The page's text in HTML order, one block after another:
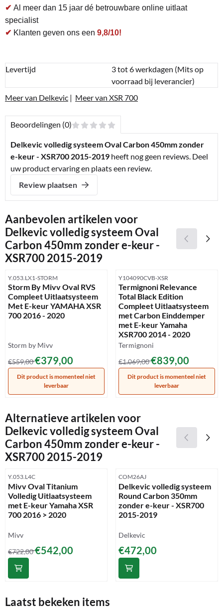
✔ Al meer dan 15 jaar dé betrouwbare online uitlaat
specialist
✔ Klanten geven ons een 9,8/10!
Levertijd
3 tot 6 werkdagen (Mits op
voorraad bij leverancier)
Meer van Delkevic | Meer van XSR 700
Beoordelingen (0)
Delkevic volledig systeem Oval Carbon 450mm zonder
e-keur - XSR700 2015-2019 heeft nog geen reviews. Deel
uw product ervaring en plaats een review.
Review plaatsen
Aanbevolen artikelen voor
Delkevic volledig systeem Oval
Carbon 450mm zonder e-keur -
XSR700 2015-2019
Artikelnummer
Y.053.LX1-STORM
Storm By Mivv Oval RVS
Compleet Uitlaatsysteem
Met E-keur YAMAHA XSR
700 2016 - 2020
Merk:
Storm by Mivv
Van 559,00 voor 379,00
€559,00€379,00
Dit product is momenteel niet
leverbaar
Artikelnummer
Y104090CVB-XSR
Termignoni Relevance
Total Black Edition
Compleet Uitlaatsysteem
met Carbon Einddemper
met E-keur Yamaha
XSR700 2014 - 2020
Merk:
Termignoni
Van 1 069,00 voor 839,00
€1.069,00€839,00
Dit product is momenteel niet
leverbaar
Alternatieve artikelen voor
Delkevic volledig systeem Oval
Carbon 450mm zonder e-keur -
XSR700 2015-2019
Artikelnummer
Y.053.L4C
Mivv Oval Titanium
Volledig Uitlaatsysteem
met E-keur Yamaha XSR
700 2016 > 2020
Merk:
Mivv
Van 722,00 voor 542,00
€722,00€542,00
Artikelnummer
COM26AJ
Delkevic volledig systeem
Round Carbon 350mm
zonder e-keur - XSR700
2015-2019
Merk:
Delkevic
Prijs: 472,00
€472,00
Laatst bekeken items